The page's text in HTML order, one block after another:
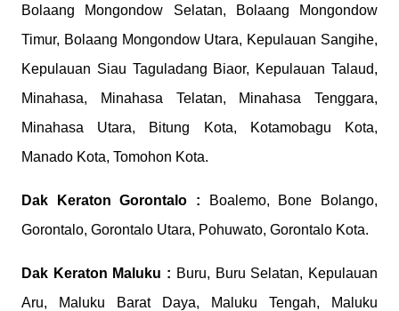
Bolaang Mongondow Selatan, Bolaang Mongondow
Timur, Bolaang Mongondow Utara, Kepulauan Sangihe,
Kepulauan Siau Taguladang Biaor, Kepulauan Talaud,
Minahasa, Minahasa Telatan, Minahasa Tenggara,
Minahasa Utara, Bitung Kota, Kotamobagu Kota,
Manado Kota, Tomohon Kota.
Dak Keraton Gorontalo : Boalemo, Bone Bolango,
Gorontalo, Gorontalo Utara, Pohuwato, Gorontalo Kota.
Dak Keraton Maluku : Buru, Buru Selatan, Kepulauan
Aru, Maluku Barat Daya, Maluku Tengah, Maluku